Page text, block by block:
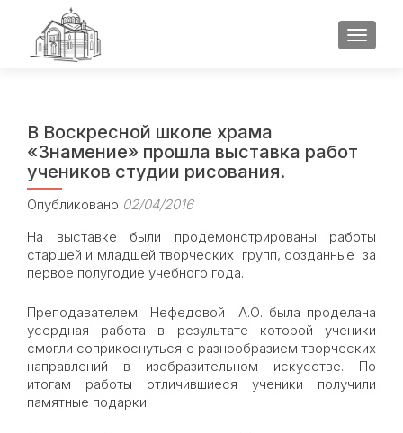
В Воскресной школе храма
«Знамение» прошла выставка работ
учеников студии рисования.
Опубликовано 02/04/2016
На выставке были продемонстрированы работы
старшей и младшей творческих групп, созданные за
первое полугодие учебного года.
Преподавателем Нефедовой А.О. была проделана
усердная работа в результате которой ученики
смогли соприкоснуться с разнообразием творческих
направлений в изобразительном искусстве. По
итогам работы отличившиеся ученики получили
памятные подарки.